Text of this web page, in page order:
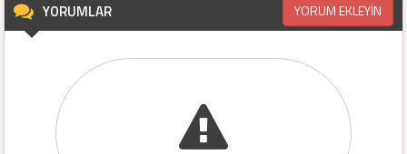
YORUMLAR YORUM EKLEYİN